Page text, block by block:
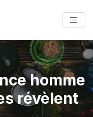
homme
révèlent